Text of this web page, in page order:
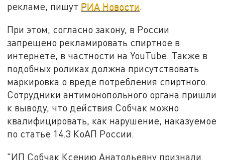
рекламе, пишут РИА Новости.
При этом, согласно закону, в России
запрещено рекламировать спиртное в
интернете, в частности на YouTube. Также в
подобных роликах должна присутствовать
маркировка о вреде потребления спиртного.
Сотрудники антимонопольного органа пришли
к выводу, что действия Собчак можно
квалифицировать, как нарушение, наказуемое
по статье 14.3 КоАП России.
"ИП Собчак Ксению Анатольевну признали